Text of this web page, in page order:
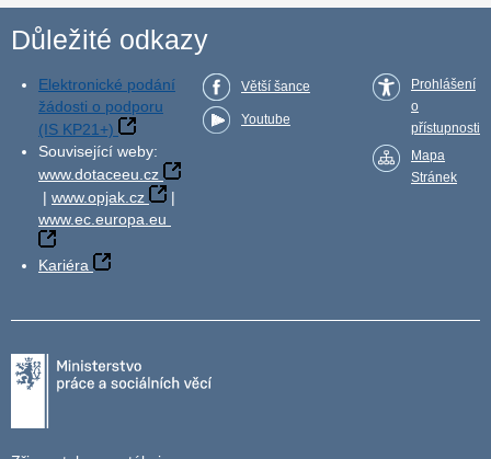
Důležité odkazy
Elektronické podání
žádosti o podporu
(IS KP21+)
Související weby:
www.dotaceeu.cz
| www.opjak.cz
|
www.ec.europa.eu
Kariéra
Větší šance
Youtube
Prohlášení
o
přístupnosti
Mapa
Stránek